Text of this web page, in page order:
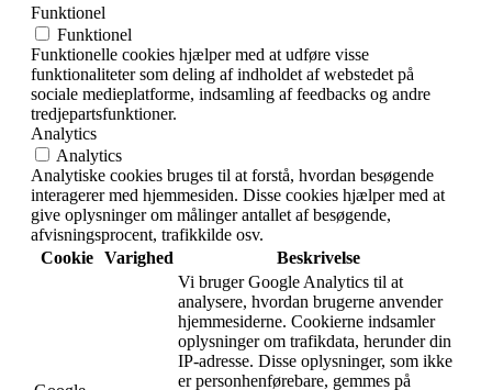
Funktionel
Funktionel
Funktionelle cookies hjælper med at udføre visse
funktionaliteter som deling af indholdet af webstedet på
sociale medieplatforme, indsamling af feedbacks og andre
tredjepartsfunktioner.
Analytics
Analytics
Analytiske cookies bruges til at forstå, hvordan besøgende
interagerer med hjemmesiden. Disse cookies hjælper med at
give oplysninger om målinger antallet af besøgende,
afvisningsprocent, trafikkilde osv.
Cookie Varighed Beskrivelse
Vi bruger Google Analytics til at
analysere, hvordan brugerne anvender
hjemmesiderne. Cookierne indsamler
oplysninger om trafikdata, herunder din
IP-adresse. Disse oplysninger, som ikke
er personhenførebare, gemmes på